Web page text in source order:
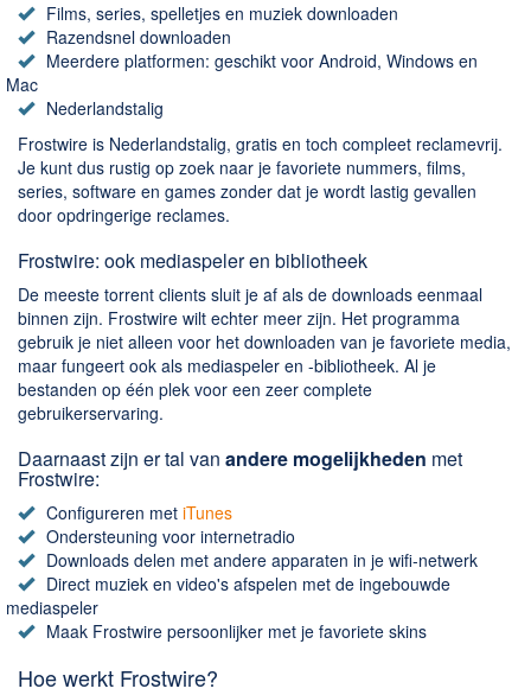
Films, series, spelletjes en muziek downloaden
Razendsnel downloaden
Meerdere platformen: geschikt voor Android, Windows en
Mac
Nederlandstalig
Frostwire is Nederlandstalig, gratis en toch compleet reclamevrij.
Je kunt dus rustig op zoek naar je favoriete nummers, films,
series, software en games zonder dat je wordt lastig gevallen
door opdringerige reclames.
Frostwire: ook mediaspeler en bibliotheek
De meeste torrent clients sluit je af als de downloads eenmaal
binnen zijn. Frostwire wilt echter meer zijn. Het programma
gebruik je niet alleen voor het downloaden van je favoriete media,
maar fungeert ook als mediaspeler en -bibliotheek. Al je
bestanden op één plek voor een zeer complete
gebruikerservaring.
Daarnaast zijn er tal van andere mogelijkheden met
Frostwire:
Configureren met iTunes
Ondersteuning voor internetradio
Downloads delen met andere apparaten in je wifi-netwerk
Direct muziek en video's afspelen met de ingebouwde
mediaspeler
Maak Frostwire persoonlijker met je favoriete skins
Hoe werkt Frostwire?